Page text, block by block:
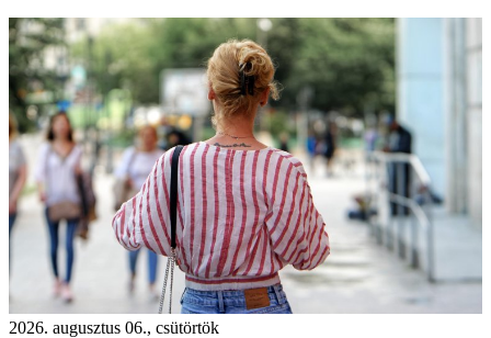
2026. augusztus 06., csütörtök